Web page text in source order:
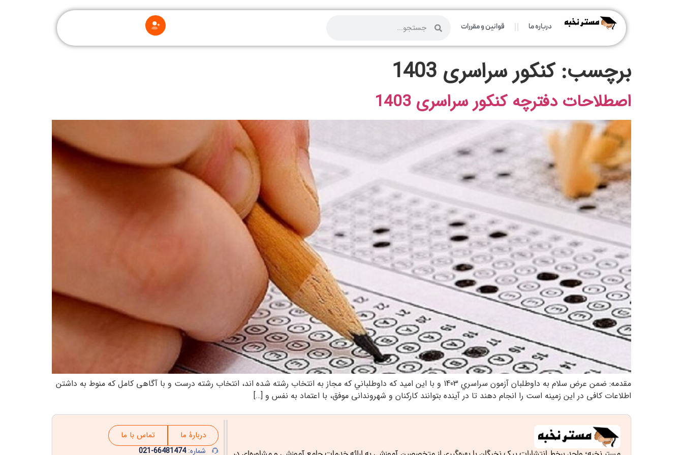
درباره ما قوانین و مقررات
برچسب:کنکور سراسری 1403
اصطلاحات دفترچه کنکور سراسری 1403
مقدمه: ضمن عرض سلام به داوطلبان آزمون سراسري 1403 و با اين اميد كه داوطلباني كه مجاز به انتخاب رشته شده اند، انتخاب رشته درست و با آگاهی کامل که منوط به داشتن
اطلاعات کافی در این زمینه است را انجام دهند تا در آينده بتوانند کارکنان و شهروندانی موفق، با اعتماد به نفس و […]
دربارۀ ما تماس با ما
شماره:66481474-021